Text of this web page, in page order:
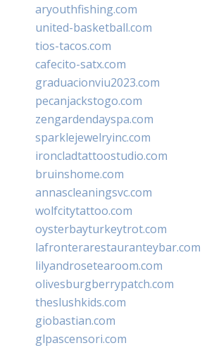
aryouthfishing.com
united-basketball.com
tios-tacos.com
cafecito-satx.com
graduacionviu2023.com
pecanjackstogo.com
zengardendayspa.com
sparklejewelryinc.com
ironcladtattoostudio.com
bruinshome.com
annascleaningsvc.com
wolfcitytattoo.com
oysterbayturkeytrot.com
lafronterarestauranteybar.com
lilyandrosetearoom.com
olivesburgberrypatch.com
theslushkids.com
giobastian.com
glpascensori.com